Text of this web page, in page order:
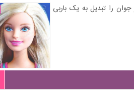
را تبدیل به یک باربی